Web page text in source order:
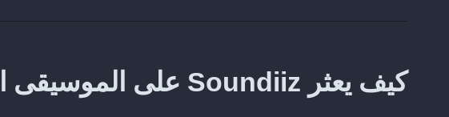
كيف يعثر Soundiiz على الموسيقى المطابقة في Jellyfin؟